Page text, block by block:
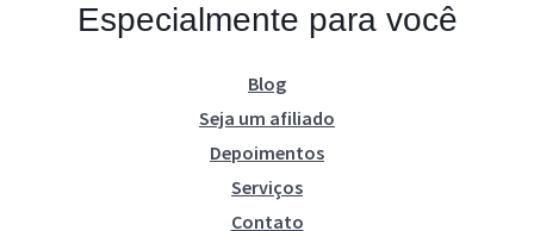
Especialmente para você
Blog
Seja um afiliado
Depoimentos
Serviços
Contato